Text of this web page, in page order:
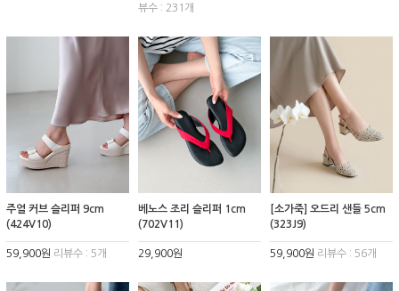
뷰수 : 231개
주얼 커브 슬리퍼 9cm
(424V10)
59,900원 리뷰수 : 5개
베노스 조리 슬리퍼 1cm
(702V11)
29,900원
[소가죽] 오드리 샌들 5cm
(323J9)
59,900원 리뷰수 : 56개